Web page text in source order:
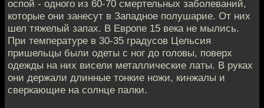
оспой - одного из 60-70 смертельных заболеваний,
которые они занесут в Западное полушарие. От них
шел тяжелый запах. В Европе 15 века не мылись.
При температуре в 30-35 градусов Цельсия
пришельцы были одеты с ног до головы, поверх
одежды на них висели металлические латы. В руках
они держали длинные тонкие ножи, кинжалы и
сверкающие на солнце палки.